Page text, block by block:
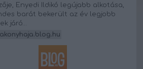
Enyedi Ildikó legújabb alkotása,
barát bekerült az év legjobb
járó…